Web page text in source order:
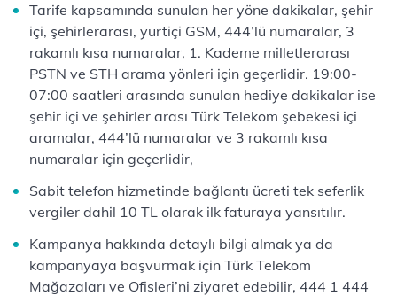
Tarife kapsamında sunulan her yöne dakikalar, şehir
içi, şehirlerarası, yurtiçi GSM, 444’lü numaralar, 3
rakamlı kısa numaralar, 1. Kademe milletlerarası
PSTN ve STH arama yönleri için geçerlidir. 19:00-
07:00 saatleri arasında sunulan hediye dakikalar ise
şehir içi ve şehirler arası Türk Telekom şebekesi içi
aramalar, 444’lü numaralar ve 3 rakamlı kısa
numaralar için geçerlidir,
Sabit telefon hizmetinde bağlantı ücreti tek seferlik
vergiler dahil 10 TL olarak ilk faturaya yansıtılır.
Kampanya hakkında detaylı bilgi almak ya da
kampanyaya başvurmak için Türk Telekom
Mağazaları ve Ofisleri’ni ziyaret edebilir, 444 1 444